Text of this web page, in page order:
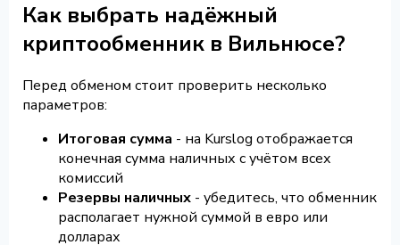
Как выбрать надёжный
криптообменник в Вильнюсе?
Перед обменом стоит проверить несколько
параметров:
Итоговая сумма - на Kurslog отображается
конечная сумма наличных с учётом всех
комиссий
Резервы наличных - убедитесь, что обменник
располагает нужной суммой в евро или
долларах